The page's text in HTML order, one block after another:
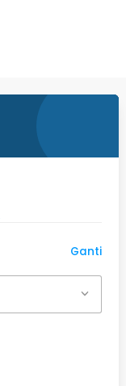
Ganti